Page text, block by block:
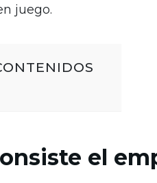
juego.
el